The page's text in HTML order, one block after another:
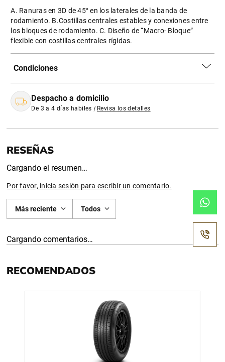
A. Ranuras en 3D de 45° en los laterales de la banda de
rodamiento. B.Costillas centrales estables y conexiones entre
los bloques de rodamiento. C. Diseño de “Macro- Bloque”
flexible con costillas centrales rígidas.
Condiciones
Despacho a domicilio
De 3 a 4 días habiles | Revisa los detalles
Cargando el resumen…
Por favor, inicia sesión para escribir un comentario.
Más reciente Todos
Cargando comentarios…
RECOMENDADOS